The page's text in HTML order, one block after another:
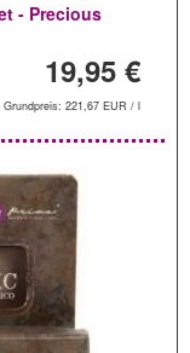
- Precious
19,95 €
Grundpreis: 221,67 EUR / l